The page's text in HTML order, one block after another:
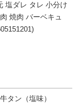
塩ダレ タレ 小分け
焼肉 バーベキュ
タン（塩味）